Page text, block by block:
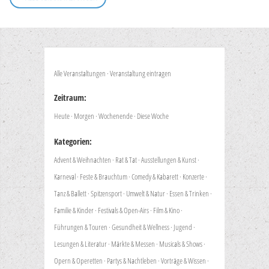
Alle Veranstaltungen ·Veranstaltung eintragen
Zeitraum:
Heute· Morgen ·Wochenende· Diese Woche
Kategorien:
Advent & Weihnachten · Rat & Tat·Ausstellungen & Kunst·
Karneval· Feste & Brauchtum·Comedy & Kabarett· Konzerte·
Tanz & Ballett·Spitzensport· Umwelt & Natur· Essen & Trinken ·
Familie & Kinder· Festivals & Open-Airs· Film & Kino·
Führungen & Touren ·Gesundheit & Wellness· Jugend ·
Lesungen & Literatur· Märkte & Messen · Musicals & Shows·
Opern & Operetten · Partys & Nachtleben ·Vorträge & Wissen ·